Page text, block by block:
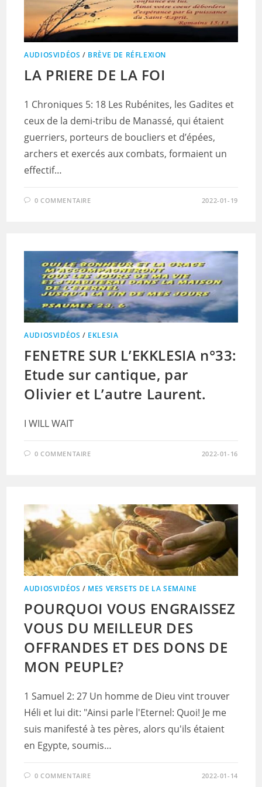
AUDIOSVIDÉOS / BRÈVE DE RÉFLEXION
LA PRIERE DE LA FOI
1 Chroniques 5: 18 Les Rubénites, les Gadites et
ceux de la demi-tribu de Manassé, qui étaient
guerriers, porteurs de boucliers et d’épées,
archers et exercés aux combats, formaient un
effectif…
0 COMMENTAIRE 2022-01-19
AUDIOSVIDÉOS / EKLESIA
FENETRE SUR L’EKKLESIA n°33:
Etude sur cantique, par
Olivier et L’autre Laurent.
I WILL WAIT
0 COMMENTAIRE 2022-01-16
AUDIOSVIDÉOS / MES VERSETS DE LA SEMAINE
POURQUOI VOUS ENGRAISSEZ
VOUS DU MEILLEUR DES
OFFRANDES ET DES DONS DE
MON PEUPLE?
1 Samuel 2: 27 Un homme de Dieu vint trouver
Héli et lui dit: "Ainsi parle l'Eternel: Quoi! Je me
suis manifesté à tes pères, alors qu'ils étaient
en Egypte, soumis…
0 COMMENTAIRE 2022-01-14